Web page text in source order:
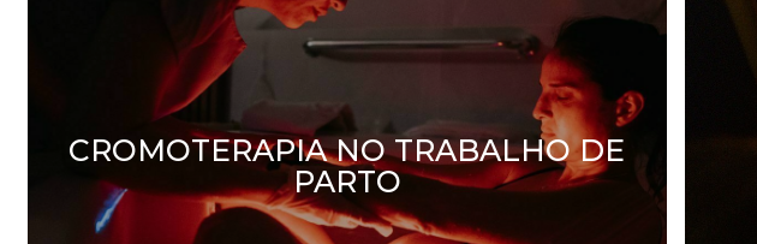
CROMOTERAPIA NO TRABALHO DE
PARTO